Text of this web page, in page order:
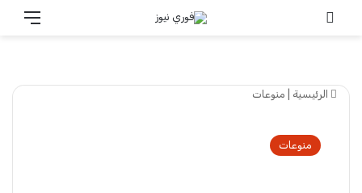
الرئيسية منوعات
منوعات